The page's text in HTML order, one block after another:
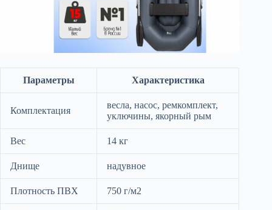
Параметры Характеристика
Комплектация
весла, насос, ремкомплект,
уключины, якорный рым
Вес 14 кг
Днище надувное
Плотность ПВХ 750 г/м2